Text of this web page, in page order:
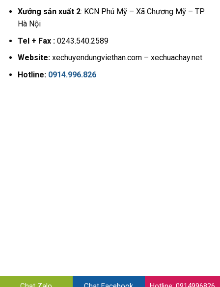
Xưởng sản xuất 2: KCN Phú Mỹ – Xã Chương Mỹ – TP.
Hà Nội
Tel + Fax :0243.540.2589
Website:xechuyendungviethan.com – xechuachay.net
Hotline: 0914.996.826